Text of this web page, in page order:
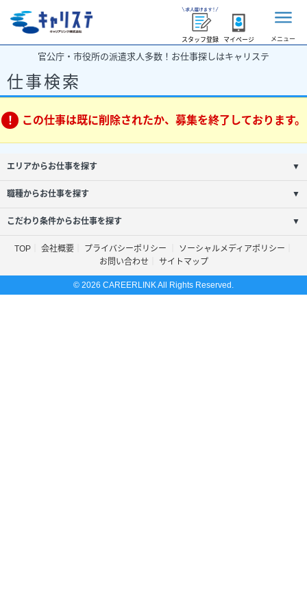
スタッフ登録 マイページ メニュー
官公庁・市役所の派遣求人多数！お仕事探しはキャリステ
仕事検索
この仕事は既に削除されたか、募集を終了しております。
エリアからお仕事を探す ▼
職種からお仕事を探す ▼
こだわり条件からお仕事を探す ▼
TOP 会社概要 プライバシーポリシー
ソーシャルメディアポリシー
お問い合わせ
サイトマップ
© 2026 CAREERLINK All Rights Reserved.